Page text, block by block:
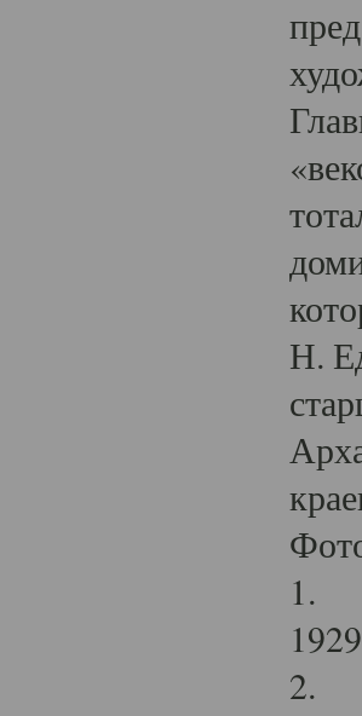
Н.
1.
2.